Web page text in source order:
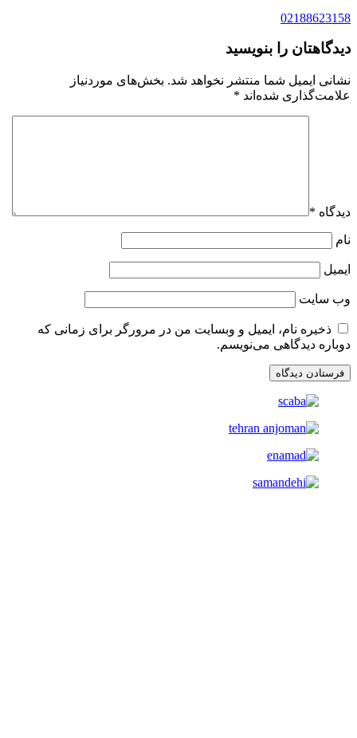
02188623158
دیدگاهتان را بنویسید
نشانی ایمیل شما منتشر نخواهد شد. بخش‌های موردنیاز
علامت‌گذاری شده‌اند *
دیدگاه *
نام
ایمیل
وب‌ سایت
ذخیره نام، ایمیل و وبسایت من در مرورگر برای زمانی که
دوباره دیدگاهی می‌نویسم.